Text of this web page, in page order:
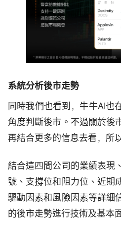
系統分析後市走勢
同時我們也看到，牛牛AI也
角度判斷後市。不過關於後
再結合更多的信息去看，所
結合這四間公司的業績表現
號、支撐位和阻力位、近期
驅動因素和風險因素等詳細
的後市走勢進行技術及基本